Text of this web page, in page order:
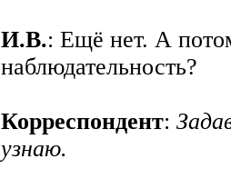
И.В.: Ещё нет. А
наблюдательность?
Корреспондент:
узнаю.